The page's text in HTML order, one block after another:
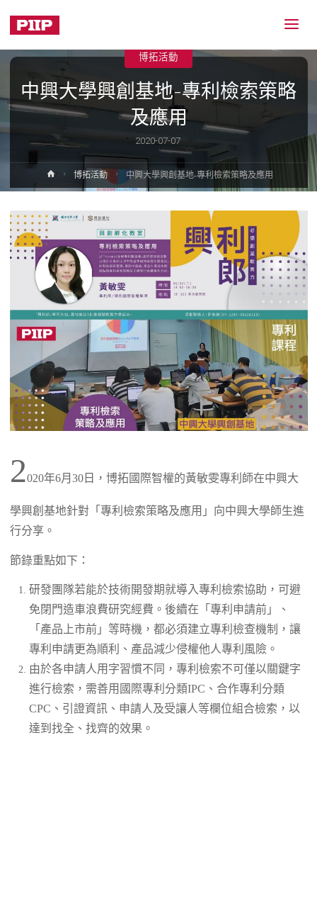
中興大學興創基地-專利檢索策略
及應用
2020-07-07
博拓活動
Home博拓活動 中興大學興創基地-專利檢索策略及應用
2020年6月30日，博拓國際智權的黃敏雯專利師在中興大
學興創基地針對「專利檢索策略及應用」向中興大學師生進
行分享。
節錄重點如下：
研發團隊若能於技術開發期就導入專利檢索協助，可避
免閉門造車浪費研究經費。後續在「專利申請前」、
「產品上市前」等時機，都必須建立專利檢查機制，讓
專利申請更為順利、產品減少侵權他人專利風險。
由於各申請人用字習慣不同，專利檢索不可僅以關鍵字
進行檢索，需善用國際專利分類IPC、合作專利分類
CPC、引證資訊、申請人及受讓人等欄位組合檢索，以
達到找全、找齊的效果。